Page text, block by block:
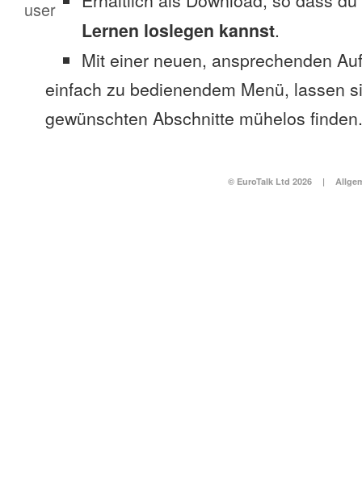
Lernen loslegen kannst.
Mit einer neuen, ansprechenden
einfach zu bedienendem Menü, lassen
gewünschten Abschnitte mühelos finden.
© EuroTalk Ltd 2026 |